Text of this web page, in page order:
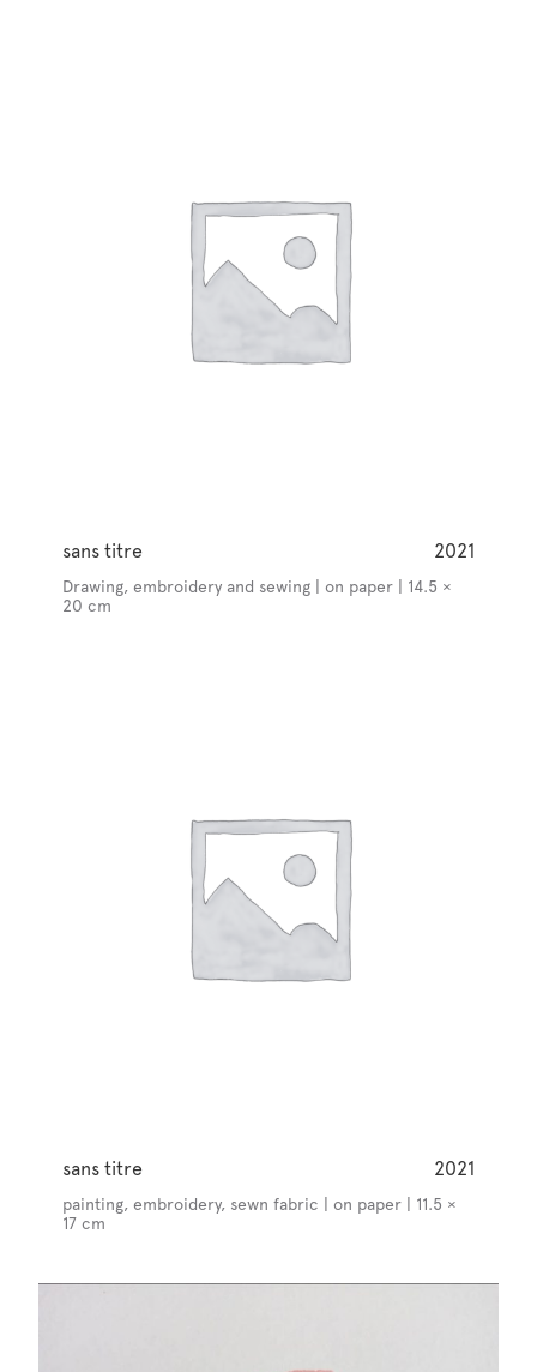
sans titre 2021
Drawing, embroidery and sewing | on paper | 14.5 ×
20 cm
sans titre 2021
painting, embroidery, sewn fabric | on paper | 11.5 ×
17 cm